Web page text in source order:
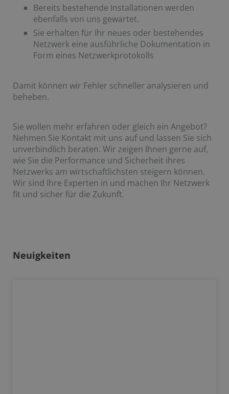
Bereits bestehende Installationen werden
ebenfalls von uns gewartet.
Sie erhalten für Ihr neues oder bestehendes
Netzwerk eine ausführliche Dokumentation in
Form eines Netzwerkprotokolls
Damit können wir Fehler schneller analysieren und
beheben.
Sie wollen mehr erfahren oder gleich ein Angebot?
Nehmen Sie Kontakt mit uns auf und lassen Sie sich
unverbindlich beraten. Wir zeigen Ihnen gerne auf,
wie Sie die Performance und Sicherheit ihres
Netzwerks am wirtschaftlichsten steigern können.
Wir sind Ihre Experten in und machen Ihr Netzwerk
fit und sicher für die Zukunft.
Neuigkeiten